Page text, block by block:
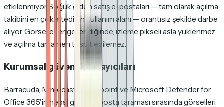
etkilenmiyor. Soğuk giden satış e-postaları — tam olarak açılma
takibini en çok istediğin kullanım alanı — orantısız şekilde darbe
alıyor. Görseller engellendiğinde, izleme pikseli asla yüklenmez
ve açılma tamamen tespit edilemez.
Kurumsal güvenlik tarayıcıları
Barracuda, Mimecast, Proofpoint ve Microsoft Defender for
Office 365'in hepsi gelen e-posta taraması sırasında görselleri